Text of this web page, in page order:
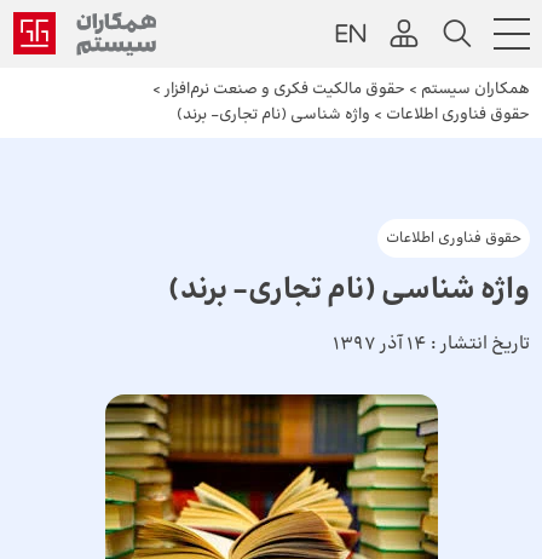
همکاران سیستم > حقوق مالکیت فکری و صنعت نرم‌افزار>
حقوق فناوری اطلاعات > واژه شناسی (نام تجاری- برند)
حقوق فناوری اطلاعات
واژه شناسی (نام تجاری- برند)
تاریخ انتشار : 14 آذر 1397